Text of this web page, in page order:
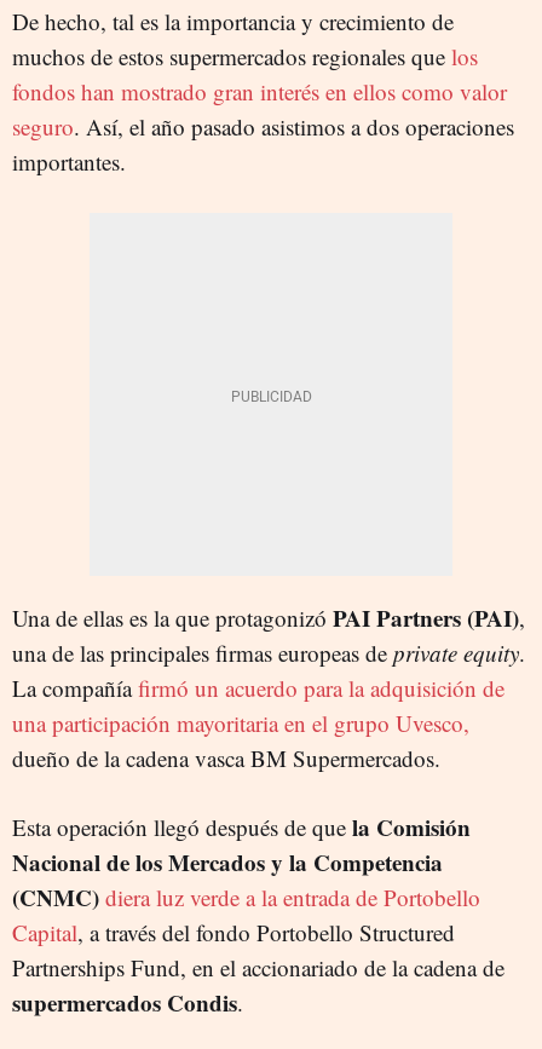
De hecho, tal es la importancia y crecimiento de
muchos de estos supermercados regionales que los
fondos han mostrado gran interés en ellos como valor
seguro. Así, el año pasado asistimos a dos operaciones
importantes.
Una de ellas es la que protagonizó PAI Partners (PAI),
una de las principales firmas europeas de private equity.
La compañíafirmó un acuerdo para la adquisición de
una participación mayoritaria en el grupo Uvesco,
dueño de la cadena vasca BM Supermercados.
Esta operación llegó después de que la Comisión
Nacional de los Mercados y la Competencia
(CNMC) diera luz verde a la entrada de Portobello
Capital, a través del fondo Portobello Structured
Partnerships Fund, en el accionariado de la cadena de
supermercados Condis.